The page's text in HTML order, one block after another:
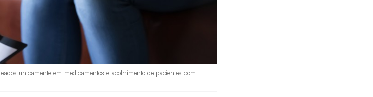
unicamente em medicamentos e acolhimento de pacientes com